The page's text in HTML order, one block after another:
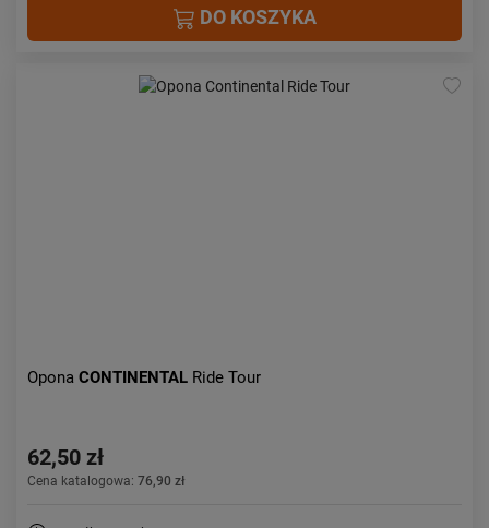
DO KOSZYKA
Opona CONTINENTAL Ride Tour
62,50 zł
Cena katalogowa: 76,90 zł